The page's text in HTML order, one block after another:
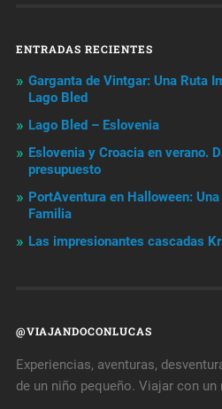
ENTRADAS RECIENTES
Garganta de Vintgar: Una Ruta
Lago Bled
Lago Bled – Eslovenia
Eslovenia y Croacia en verano.
presupuesto
PortAventura en Halloween:
Familia
Las impresionantes cascadas
@VIAJANDOCONLUCAS
Experiencias, aventuras,
de un niño pequeño. Viajar con un